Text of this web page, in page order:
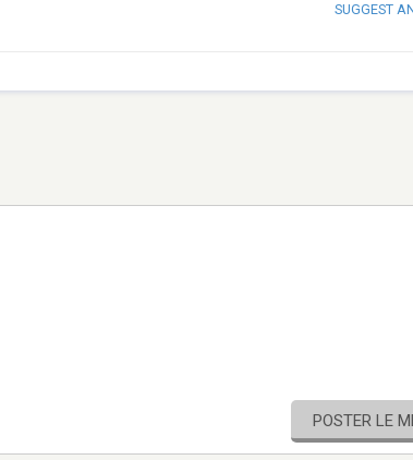
SUGGEST
POSTER LE